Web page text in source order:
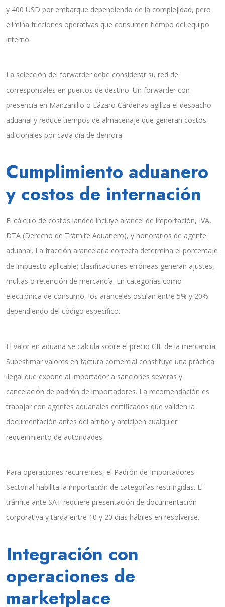
y 400 USD por embarque dependiendo de la complejidad, pero
elimina fricciones operativas que consumen tiempo del equipo
interno.
La selección del forwarder debe considerar su red de
corresponsales en puertos de destino. Un forwarder con
presencia en Manzanillo o Lázaro Cárdenas agiliza el despacho
aduanal y reduce tiempos de almacenaje que generan costos
adicionales por cada día de demora.
Cumplimiento aduanero
y costos de internación
El cálculo de costos landed incluye arancel de importación, IVA,
DTA (Derecho de Trámite Aduanero), y honorarios de agente
aduanal. La fracción arancelaria correcta determina el porcentaje
de impuesto aplicable; clasificaciones erróneas generan ajustes,
multas o retención de mercancía. En categorías como
electrónica de consumo, los aranceles oscilan entre 5% y 20%
dependiendo del código específico.
El valor en aduana se calcula sobre el precio CIF de la mercancía.
Subestimar valores en factura comercial constituye una práctica
ilegal que expone al importador a sanciones severas y
cancelación de padrón de importadores. La recomendación es
trabajar con agentes aduanales certificados que validen la
documentación antes del arribo y anticipen cualquier
requerimiento de autoridades.
Para operaciones recurrentes, el Padrón de Importadores
Sectorial habilita la importación de categorías restringidas. El
trámite ante SAT requiere presentación de documentación
corporativa y tarda entre 10 y 20 días hábiles en resolverse.
Integración con
operaciones de
marketplace